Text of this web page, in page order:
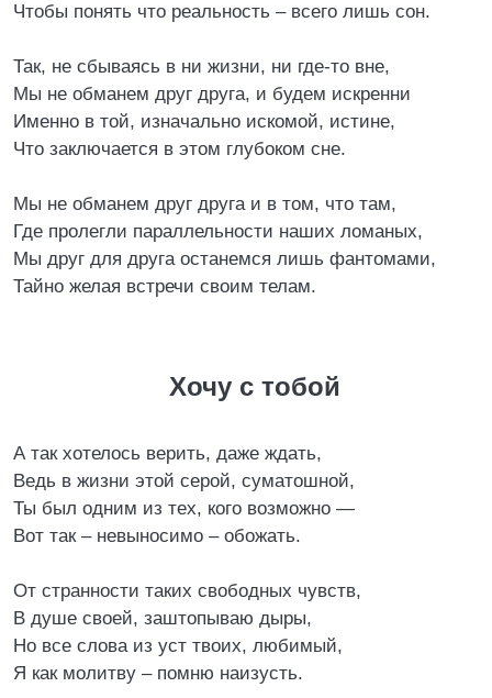
Чтобы понять что реальность – всего лишь сон.
Так, не сбываясь в ни жизни, ни где-то вне,
Мы не обманем друг друга, и будем искренни
Именно в той, изначально искомой, истине,
Что заключается в этом глубоком сне.
Мы не обманем друг друга и в том, что там,
Где пролегли параллельности наших ломаных,
Мы друг для друга останемся лишь фантомами,
Тайно желая встречи своим телам.
Хочу с тобой
А так хотелось верить, даже ждать,
Ведь в жизни этой серой, суматошной,
Ты был одним из тех, кого возможно —
Вот так – невыносимо – обожать.
От странности таких свободных чувств,
В душе своей, заштопываю дыры,
Но все слова из уст твоих, любимый,
Я как молитву – помню наизусть.